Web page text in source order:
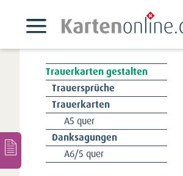
Trauerkarten gestalten
Navigation
überspringen
Trauersprüche
Trauerkarten
A5 quer
Danksagungen
A6/5 quer